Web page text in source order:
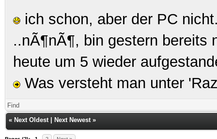
ich schon, aber der PC
..nÃ¶nÃ¶, bin gestern
heute um 5 wieder
Was versteht man unter
Find
« Next Oldest Next Newest »